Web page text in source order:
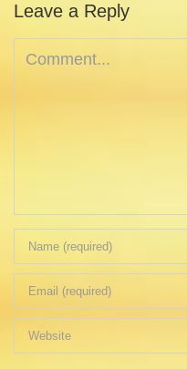
Leave a Reply